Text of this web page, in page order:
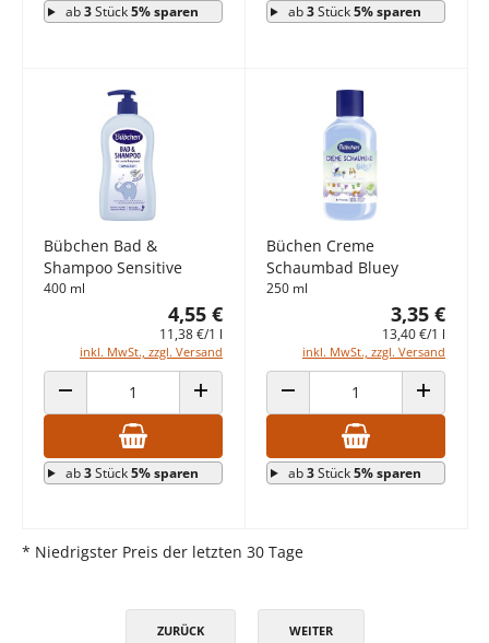
ab3Stück5% sparen ab3Stück5% sparen
Bübchen Bad &
Shampoo Sensitive
400 ml
4,55 €
11,38 €/1 l
inkl. MwSt., zzgl. Versand
ANZAHL VERRINGERN ANZAHL ERHÖHEN
ab3Stück5% sparen
Büchen Creme
Schaumbad Bluey
250 ml
3,35 €
13,40 €/1 l
inkl. MwSt., zzgl. Versand
ANZAHL VERRINGERN ANZAHL
ab3Stück5% sparen
* Niedrigster Preis der letzten 30 Tage
ZURÜCK WEITER